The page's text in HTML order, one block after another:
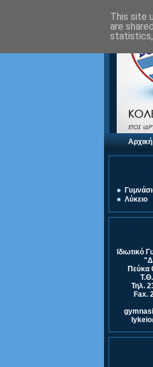
Αρχική
Λύκειο
Ιδιωτικό
Πεύκα
Τηλ.
Fax.
This site
are
statistics,